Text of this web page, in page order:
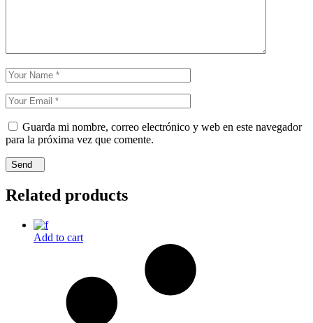
Guarda mi nombre, correo electrónico y web en este navegador
para la próxima vez que comente.
Send
Related products
Add to cart